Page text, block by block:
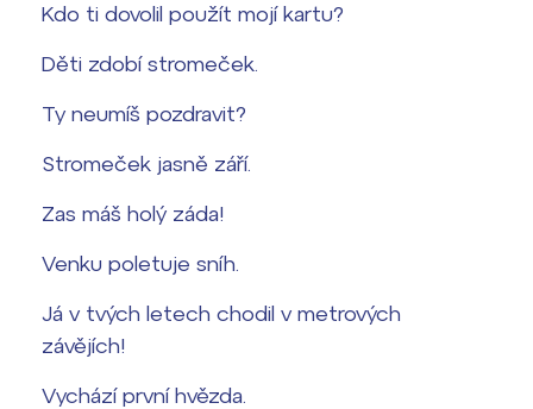
Kdo ti dovolil použít mojí kartu?
Děti zdobí stromeček.
Ty neumíš pozdravit?
Stromeček jasně září.
Zas máš holý záda!
Venku poletuje sníh.
Já v tvých letech chodil v metrových
závějích!
Vychází první hvězda.